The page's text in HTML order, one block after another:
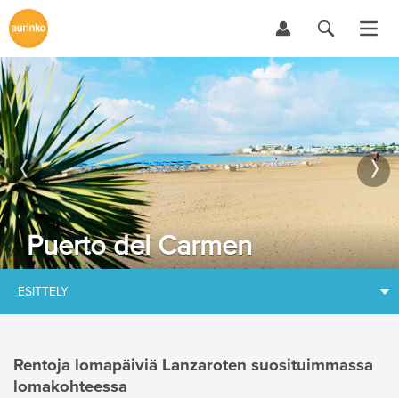
Puerto del Carmen
ESITTELY
Rentoja lomapäiviä Lanzaroten suosituimmassa
lomakohteessa